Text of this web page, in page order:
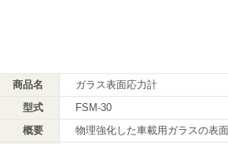
商品名
ガラス表面応力計
型式
FSM-30
概要
物理強化した車載用ガラスの表